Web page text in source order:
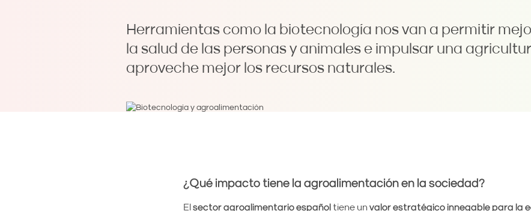
Herramientas como la biotecnología nos van a permitir
la salud de las personas y animales e impulsar una
aproveche mejor los recursos naturales.
¿Qué impacto tiene la agroalimentación en la sociedad?
El sector agroalimentario español tiene un valor estratégico innegable para la